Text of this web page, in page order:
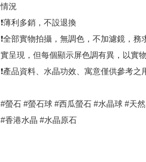
情況
❗薄利多銷，不設退換
❗全部實物拍攝，無調色，不加濾鏡，
實呈現，但每個顯示屏色調有異，以實
❗產品資料、水晶功效、寓意僅供參考之
#螢石 #螢石球 #西瓜螢石 #水晶球 #天然
#香港水晶 #水晶原石